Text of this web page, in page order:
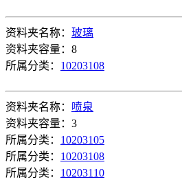
资料夹名称： 玻璃
资料夹容量：8
所属分类： 10203108
资料夹名称： 喷泉
资料夹容量：3
所属分类： 10203105
所属分类： 10203108
所属分类： 10203110